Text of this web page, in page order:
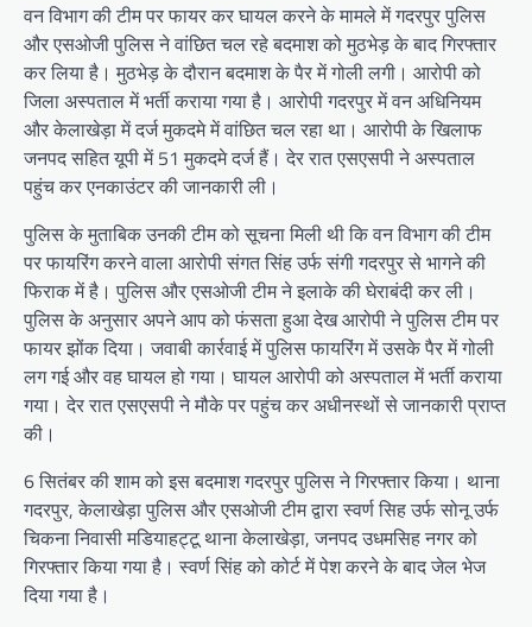
वन विभाग की टीम पर फायर कर घायल करने के मामले में गदरपुर पुलिस
और एसओजी पुलिस ने वांछित चल रहे बदमाश को मुठभेड़ के बाद गिरफ्तार
कर लिया है। मुठभेड़ के दौरान बदमाश के पैर में गोली लगी। आरोपी को
जिला अस्पताल में भर्ती कराया गया है। आरोपी गदरपुर में वन अधिनियम
और केलाखेड़ा में दर्ज मुकदमे में वांछित चल रहा था। आरोपी के खिलाफ
जनपद सहित यूपी में 51 मुकदमे दर्ज हैं। देर रात एसएसपी ने अस्पताल
पहुंच कर एनकाउंटर की जानकारी ली।
पुलिस के मुताबिक उनकी टीम को सूचना मिली थी कि वन विभाग की टीम
पर फायरिंग करने वाला आरोपी संगत सिंह उर्फ संगी गदरपुर से भागने की
फिराक में है। पुलिस और एसओजी टीम ने इलाके की घेराबंदी कर ली।
पुलिस के अनुसार अपने आप को फंसता हुआ देख आरोपी ने पुलिस टीम पर
फायर झोंक दिया। जवाबी कार्रवाई में पुलिस फायरिंग में उसके पैर में गोली
लग गई और वह घायल हो गया। घायल आरोपी को अस्पताल में भर्ती कराया
गया। देर रात एसएसपी ने मौके पर पहुंच कर अधीनस्थों से जानकारी प्राप्त
की।
6 सितंबर की शाम को इस बदमाश गदरपुर पुलिस ने गिरफ्तार किया। थाना
गदरपुर, केलाखेड़ा पुलिस और एसओजी टीम द्वारा स्वर्ण सिह उर्फ सोनू उर्फ
चिकना निवासी मडियाहट्टू थाना केलाखेड़ा, जनपद उधमसिह नगर को
गिरफ्तार किया गया है। स्वर्ण सिंह को कोर्ट में पेश करने के बाद जेल भेज
दिया गया है।